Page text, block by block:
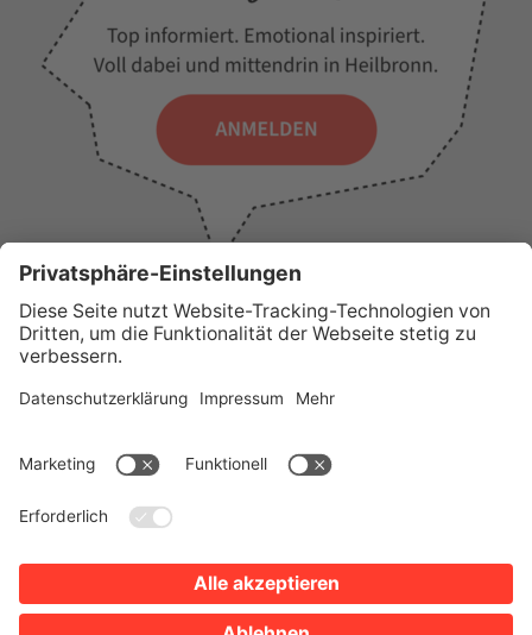
WICHTIGE LINKS
PresseWir über unsTourist-Information
Erklärung zur Barrierefreiheit
Impressum